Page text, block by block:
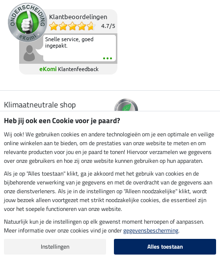
Klantbeoordelingen
4.7/5
Snelle service, goed
ingepakt.
eKomi Klantenfeedback
Klimaatneutrale shop
Verzending per
Veilig betalen met
Impressum
Laatste update op 06.08.2026 om 07:11 uur
Alle prijzen in euro's, incl. BTW, excl. verzendkosten.
Heb jij ook een Cookie voor je paard?
Wij ook! We gebruiken cookies en andere technologieën om je een optimale en veilige
online winkelen aan te bieden, om de prestaties van onze website te meten en om
relevante producten voor jou en je paard te tonen! Hiervoor verzamelen we gegevens
over onze gebruikers en hoe zij onze website kunnen gebruiken op hun apparaten.
Als je op "Alles toestaan" klikt, ga je akkoord met het gebruik van cookies en de
bijbehorende verwerking van je gegevens en met de overdracht van de gegevens aan
onze dienstverleners. Als je in de instellingen op "Alleen noodzakelijke" klikt, wordt
jouw bezoek alleen voortgezet met strikt noodzakelijke cookies, die essentieel zijn
voor het soepele functioneren van onze website.
Natuurlijk kun je de instellingen op elk gewenst moment herroepen of aanpassen.
Meer informatie over onze cookies vind je ondergegevensbescherming.
Instellingen
Alles toestaan